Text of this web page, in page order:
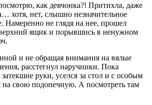
как девчонка?! Притихла, даже
хотя, нет, слышно незначительное
Намеренно не глядя на нее, прошел
ящик и порывшись в ненужном
и не обращая внимания на вялые
расстегнул наручники. Пока
затекшие руки, уселся за стол и с особым
на свою подопечную. А посмотреть там